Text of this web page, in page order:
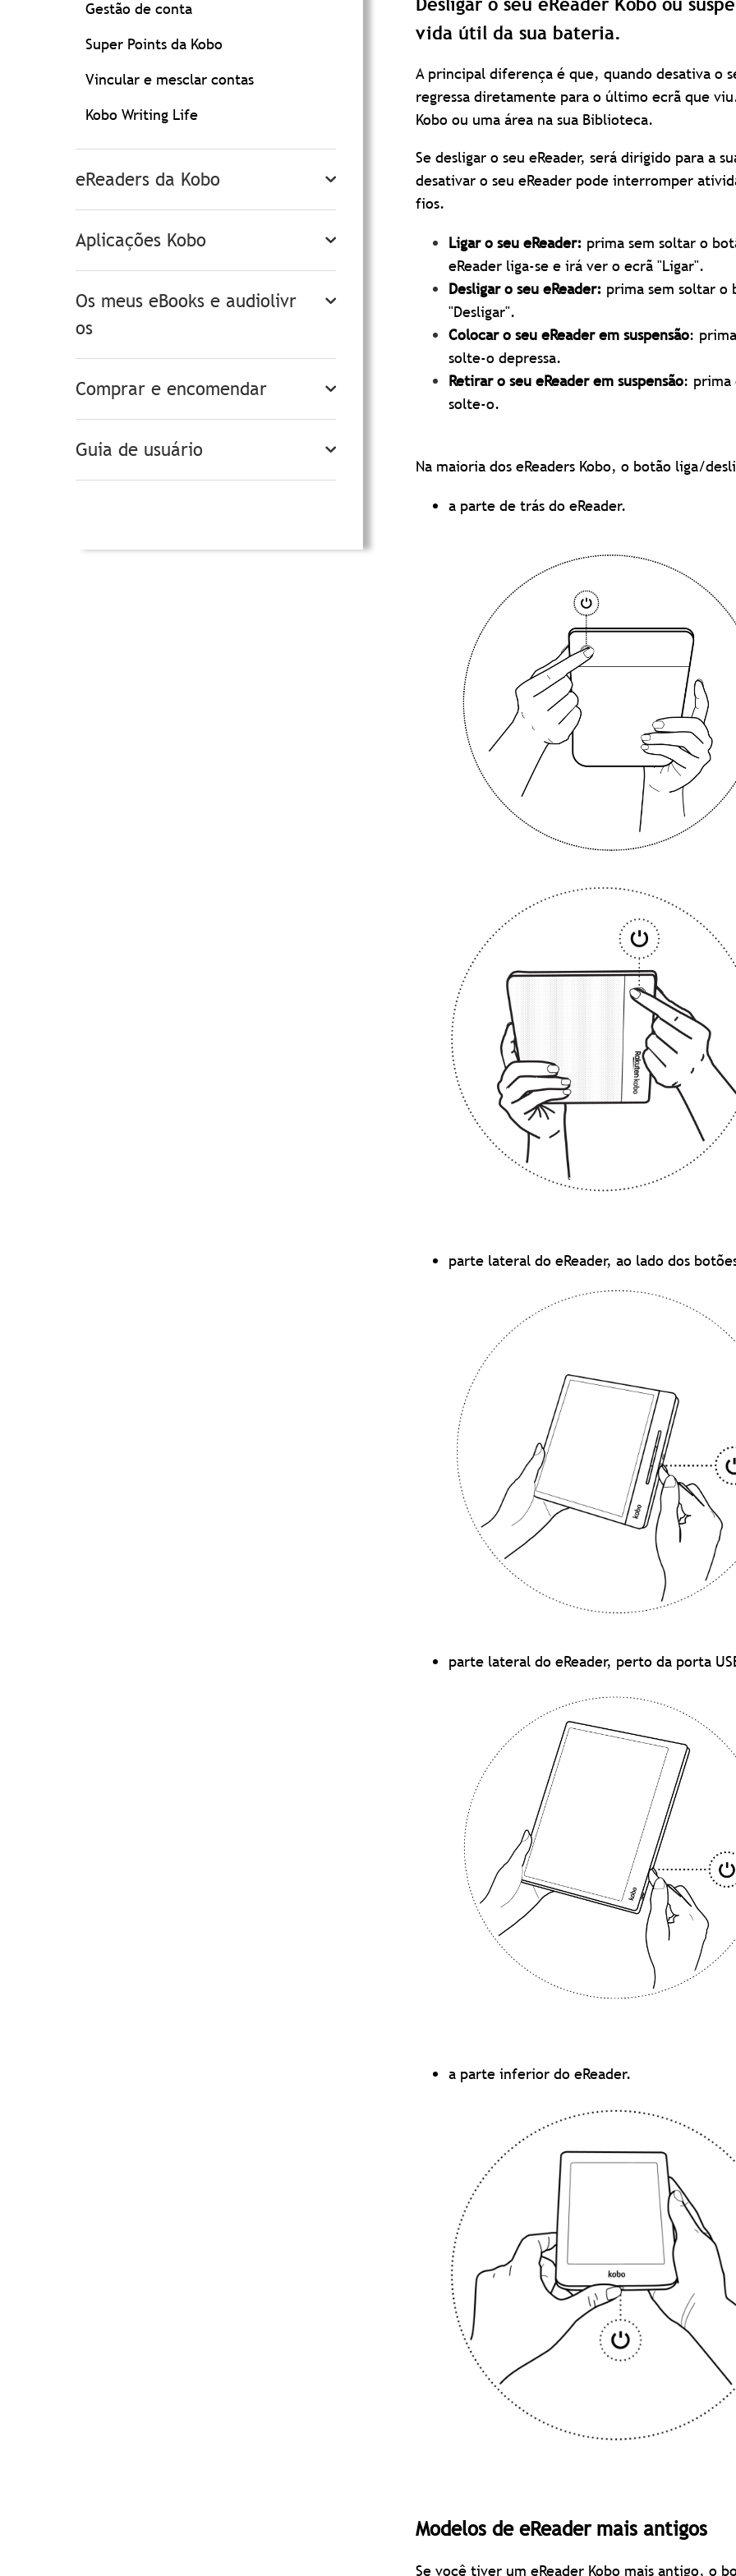
Gestão de conta
Super Points da Kobo
Vincular e mesclar contas
Kobo Writing Life
eReaders da Kobo
Aplicações Kobo
Os meus eBooks e audiolivr
os
Comprar e encomendar
Guia de usuário
Desligar o seu eReader Kobo ou
vida útil da sua bateria.
A principal diferença é que, quando desativa o
regressa diretamente para o último ecrã que
Kobo ou uma área na sua Biblioteca.
Se desligar o seu eReader, será dirigido para a
desativar o seu eReader pode interromper
fios.
Ligar o seu eReader: prima sem soltar o
eReader liga-se e irá ver o ecrã "Ligar".
Desligar o seu eReader: prima sem soltar o
"Desligar".
Colocar o seu eReader em suspensão:
solte-o depressa.
Retirar o seu eReader em suspensão: prima
solte-o.
Na maioria dos eReaders Kobo, o botão liga/
a parte de trás do eReader.
parte lateral do eReader, ao lado dos
parte lateral do eReader, perto da porta
a parte inferior do eReader.
Modelos de eReader mais antigos
Se você tiver um eReader Kobo mais antigo, o